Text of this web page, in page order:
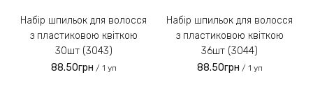
Набір шпильок для волосся
з пластиковою квіткою
30шт (3043)
88.50грн / 1 уп
Набір шпильок для волосся
з пластиковою квіткою
36шт (3044)
88.50грн / 1 уп